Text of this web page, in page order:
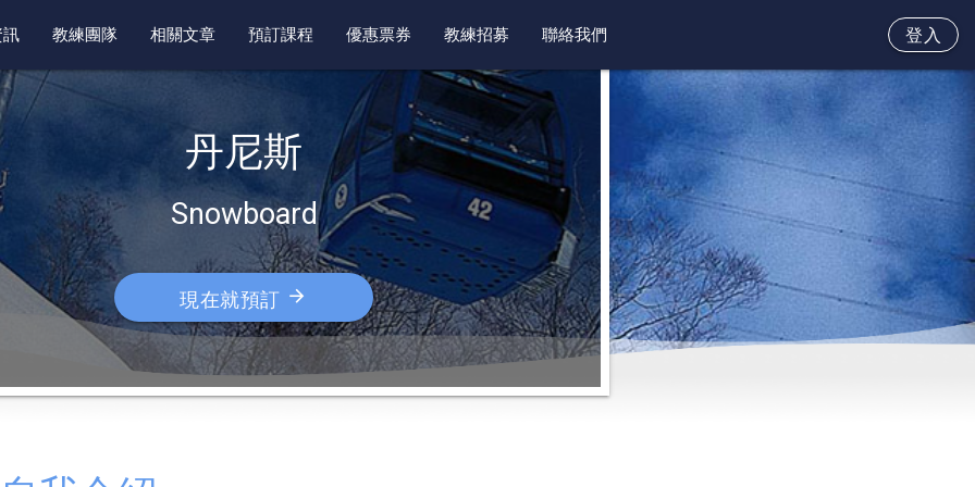
教練團隊 相關文章 預訂課程 優惠票券 教練招募 聯絡我們 登入
丹尼斯
Snowboard
現在就預訂 arrow_forward